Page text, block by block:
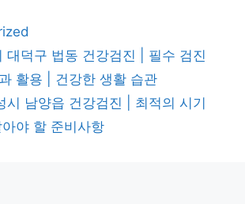
대덕구 법동 건강검진 | 필수 검진
활용 | 건강한 생활 습관
시 남양읍 건강검진 | 최적의 시기
야 할 준비사항